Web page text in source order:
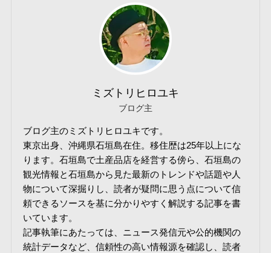
ミズトリヒロユキ
ブログ主
ブログ主のミズトリヒロユキです。
東京出身、沖縄県石垣島在住。移住歴は25年以上にな
ります。石垣島で土産品店を経営する傍ら、石垣島の
観光情報と石垣島から見た最新のトレンドや話題や人
物について深掘りし、読者が疑問に思う点について信
頼できるソースを基に分かりやすく解説する記事を書
いています。
記事執筆にあたっては、ニュース発信元や公的機関の
統計データなど、信頼性の高い情報源を確認し、読者